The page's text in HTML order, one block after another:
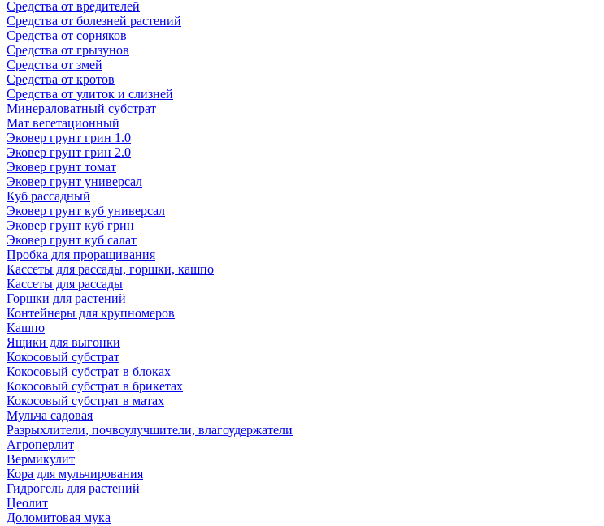
Средства от вредителей
Средства от болезней растений
Средства от сорняков
Средства от грызунов
Средства от змей
Средства от кротов
Средства от улиток и слизней
Минераловатный субстрат
Мат вегетационный
Эковер грунт грин 1.0
Эковер грунт грин 2.0
Эковер грунт томат
Эковер грунт универсал
Куб рассадный
Эковер грунт куб универсал
Эковер грунт куб грин
Эковер грунт куб салат
Пробка для проращивания
Кассеты для рассады, горшки, кашпо
Кассеты для рассады
Горшки для растений
Контейнеры для крупномеров
Кашпо
Ящики для выгонки
Кокосовый субстрат
Кокосовый субстрат в блоках
Кокосовый субстрат в брикетах
Кокосовый субстрат в матах
Мульча садовая
Разрыхлители, почвоулучшители, влагоудержатели
Агроперлит
Вермикулит
Кора для мульчирования
Гидрогель для растений
Цеолит
Доломитовая мука